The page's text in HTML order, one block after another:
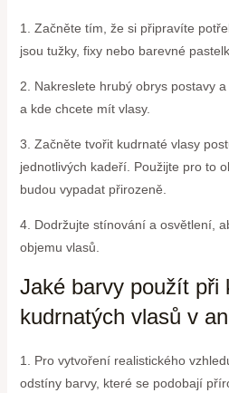
1. Začněte tím, že si připravíte
jsou tužky, fixy nebo barevné
2. Nakreslete hrubý obrys postavy
a kde chcete mít vlasy.
3. Začněte tvořit kudrnaté vlasy
jednotlivých kadeří. Použijte pro to
budou vypadat přirozeně.
4. Dodržujte stínování a osvětlení,
objemu vlasů.
Jaké barvy použít při
kudrnatých vlasů v
1. Pro vytvoření realistického
odstíny barvy, které se podobají